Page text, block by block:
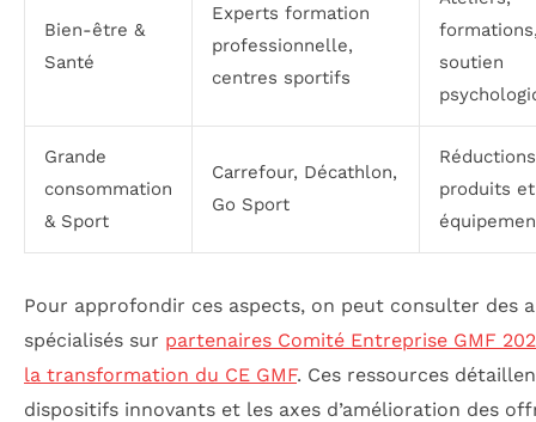
Bien-être &
Santé
Experts formation
professionnelle,
centres sportifs
soutien
Grande
consommation
& Sport
Carrefour, Décathlon,
Go Sport
produits et
Pour approfondir ces aspects, on peut consulter des
spécialisés sur partenaires Comité Entreprise GMF
la transformation du CE GMF. Ces ressources
dispositifs innovants et les axes d’amélioration des